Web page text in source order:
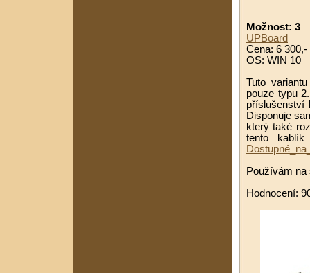
Možnost: 3
UPBoard
Cena: 6
OS: WIN 10
Tuto
pouze typu
příslušenství
Disponuje
který také
tento
Používám
Hodnocení: